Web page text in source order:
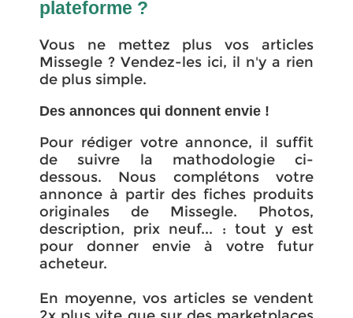
plateforme ?
Vous ne mettez plus vos articles
Missegle ? Vendez-les ici, il n'y a rien
de plus simple.
Des annonces qui donnent envie !
Pour rédiger votre annonce, il suffit
de suivre la mathodologie ci-
dessous. Nous complétons votre
annonce à partir des fiches produits
originales de Missegle. Photos,
description, prix neuf... : tout y est
pour donner envie à votre futur
acheteur.
En moyenne, vos articles se vendent